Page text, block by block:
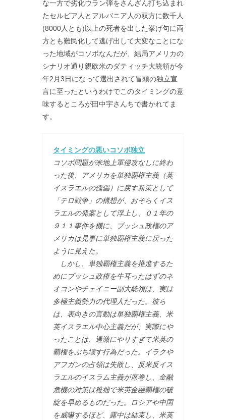
な一方で劣化ウラン弾をさんざん打ち込まれ
たセルビア人とアルバニア人の双方に数千人
(8000人とも)以上の死者を出した挙げ句に両
方とも難民化して逃げ出して大変なことにな
った地域がコソボなんだが、結局アメリカの
シナリオ通り親欧米のダティッチ大統領が今
年2月3日になって選出されて冒頭の独立宣
言に至ったというわけでこのタイミングの意
味するところが田中宇さんちで書かれてま
す。
タイミングの悪いコソボ独立
コソボ問題が米地上軍侵攻なしに終わ
った後、アメリカを単独覇権主義（英
イスラエルの傀儡）に戻す新策として
「テロ戦争」の構想が、おそらくイス
ラエルの発案として浮上し、０１年の
９１１事件を機に、ブッシュ政権のア
メリカは見事に単独覇権主義に戻った
ように見えた。
しかし、単独覇権主義を推進するた
めにブッシュ政権を牛耳ったはずのネ
オコンやチェイニー副大統領は、実は
多極主義勢力の代理人だった。彼ら
は、表向きの言動は単独覇権主義、米
英イスラエル中心主義だが、実際にや
ったことは、過激にやりすぎて米英の
覇権をぶち壊す行為だった。イラクや
アフガンの占領は失敗し、反米反イス
ラエルのイスラム主義が席巻し、金融
危機の対策は稚拙で米英金融覇権の破
綻を早めるものだった。ロシアや中国
を威嚇するほど、露中は結束し、米英